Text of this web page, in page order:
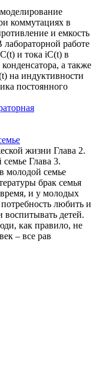
коммутациях в
и емкость
работе
и тока iC(t) в
а также
на индуктивности
постоянного
жизни Глава 2.
Глава 3.
молодой семье
брак семья
и у молодых
любить и
детей.
как правило, не
– все рав